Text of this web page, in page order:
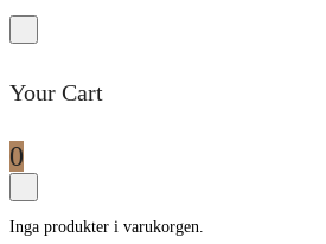
Your Cart
0
Inga produkter i varukorgen.